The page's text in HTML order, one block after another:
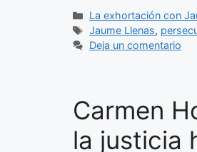
Categorías
La exhortación con
Etiquetas
Jaume Llenas,
Deja un comentario
Carmen
la justicia